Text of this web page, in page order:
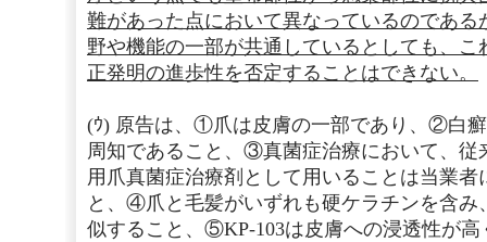
難があった点において異なっているのであ
野や機能の一部が共通しているとしても、
正発明の進歩性を否定することはできない。
(ｳ) 原告は、①爪は皮膚の一部であり、②白
周知であること、③真菌症治療において、従
用爪真菌症治療剤として用いることは当業
と、④爪と毛髪がいずれも硬ケラチンを含み
似すること、⑤KP-103は皮膚への浸透性が